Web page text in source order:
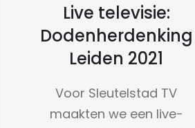
Live televisie:
Dodenherdenking
Leiden 2021
Voor Sleutelstad TV
maakten we een live-